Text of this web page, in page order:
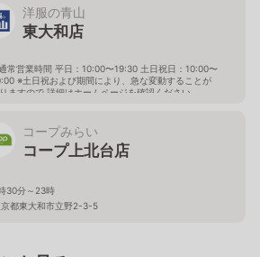
洋服の青山
東大和店
常営業時間 平日：10:00〜19:30 土日祝日：10:00〜
※土日祝および期間により、急な変動することが
ますので 詳細はホームページを確認ください
コープみらい
コープ上北台店
30分～23時
都東大和市立野2-3-5